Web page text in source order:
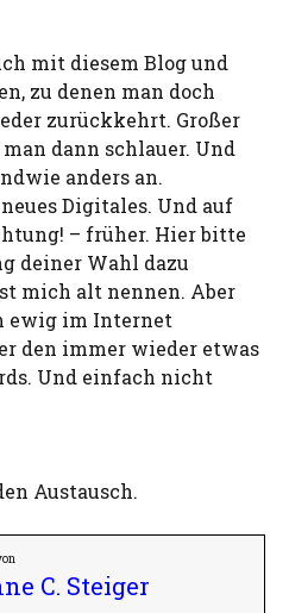
mit diesem Blog und
zu denen man doch
zurückkehrt. Großer
dann schlauer. Und
anders an.
Digitales. Und auf
– früher. Hier bitte
deiner Wahl dazu
mich alt nennen. Aber
ewig im Internet
den immer wieder etwas
Und einfach nicht
Austausch.
C. Steiger